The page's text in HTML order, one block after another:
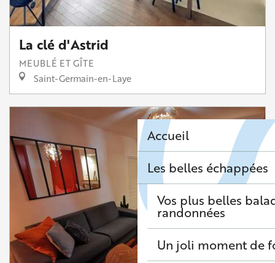
Accueil
Les belles échappées
Vos plus belles
randonnées
Un joli moment de
La clé d'Astrid
MEUBLÉ ET GÎTE
Saint-Germain-en-Laye